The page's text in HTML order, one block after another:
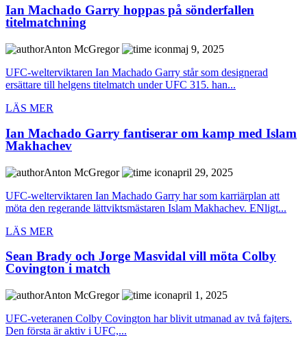
Ian Machado Garry hoppas på sönderfallen
titelmatchning
Anton McGregor
maj 9, 2025
UFC-welterviktaren Ian Machado Garry står som designerad
ersättare till helgens titelmatch under UFC 315. han...
LÄS MER
Ian Machado Garry fantiserar om kamp med Islam
Makhachev
Anton McGregor
april 29, 2025
UFC-welterviktaren Ian Machado Garry har som karriärplan att
möta den regerande lättviktsmästaren Islam Makhachev. ENligt...
LÄS MER
Sean Brady och Jorge Masvidal vill möta Colby
Covington i match
Anton McGregor
april 1, 2025
UFC-veteranen Colby Covington har blivit utmanad av två fajters.
Den första är aktiv i UFC,...